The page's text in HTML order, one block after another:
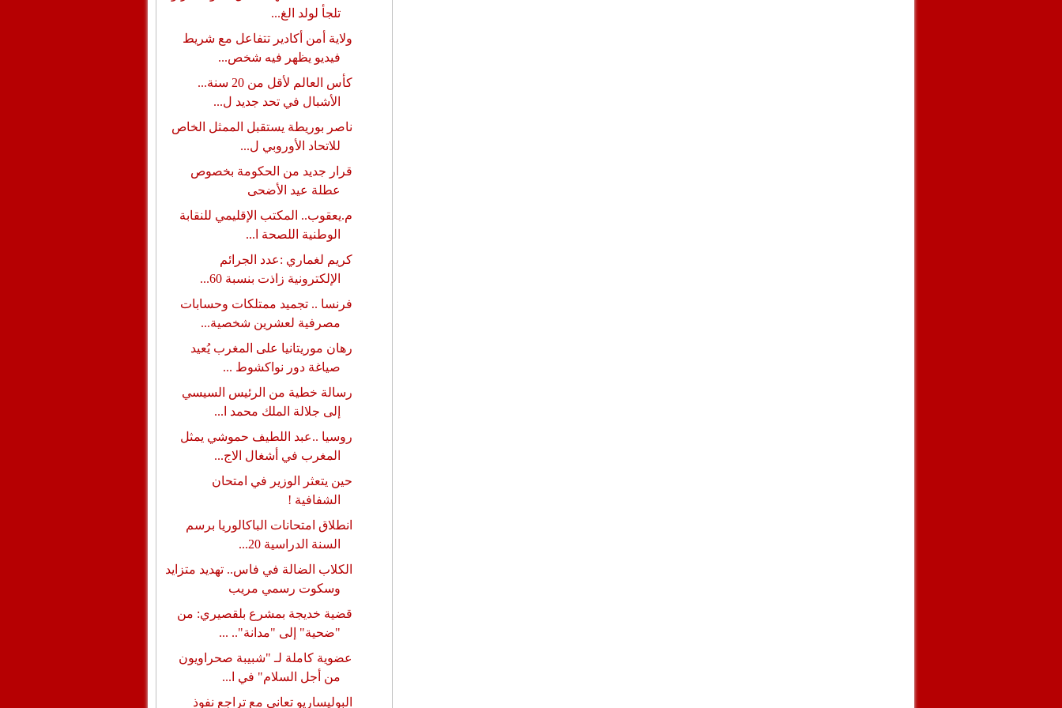
تلجأ لولد الغ...
ولاية أمن أكادير تتفاعل مع شريط
فيديو يظهر فيه شخص...
كأس العالم لأقل من 20 سنة...
الأشبال في تحد جديد ل...
ناصر بوريطة يستقبل الممثل الخاص
للاتحاد الأوروبي ل...
قرار جديد من الحكومة بخصوص
عطلة عيد الأضحى
م.يعقوب.. المكتب الإقليمي للنقابة
الوطنية اللصحة ا...
كريم لغماري :عدد الجرائم
الإلكترونية زاذت بنسبة 60...
فرنسا .. تجميد ممتلكات وحسابات
مصرفية لعشرين شخصية...
رهان موريتانيا على المغرب يُعيد
صياغة دور نواكشوط ...
رسالة خطية من الرئيس السيسي
إلى جلالة الملك محمد ا...
روسيا ..عبد اللطيف حموشي يمثل
المغرب في أشغال الاج...
حين يتعثر الوزير في امتحان
الشفافية !
انطلاق امتحانات الباكالوريا برسم
السنة الدراسية 20...
الكلاب الضالة في فاس.. تهديد متزايد
وسكوت رسمي مريب
قضية خديجة بمشرع بلقصيري: من
"ضحية" إلى "مدانة".. ...
عضوية كاملة لـ "شبيبة صحراويون
من أجل السلام" في ا...
البوليساريو تعاني مع تراجع نفوذ